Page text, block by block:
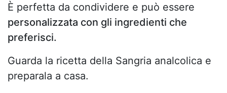
È perfetta da condividere e può essere
personalizzata con gli ingredienti che
preferisci.
Guarda la ricetta della Sangria analcolica e
preparala a casa.